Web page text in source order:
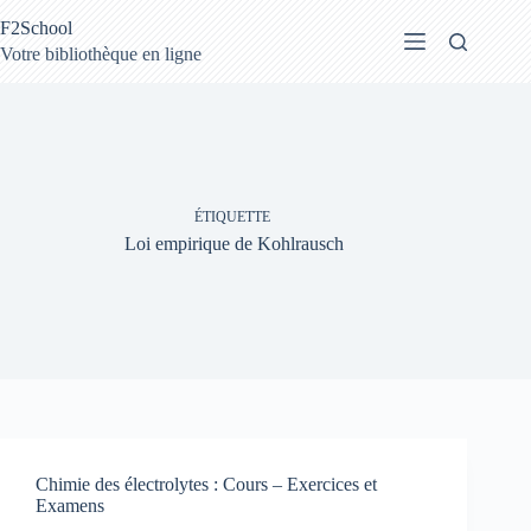
au
contenu
F2School
Votre bibliothèque en ligne
ÉTIQUETTE
Loi empirique de Kohlrausch
Chimie des électrolytes : Cours – Exercices et
Examens